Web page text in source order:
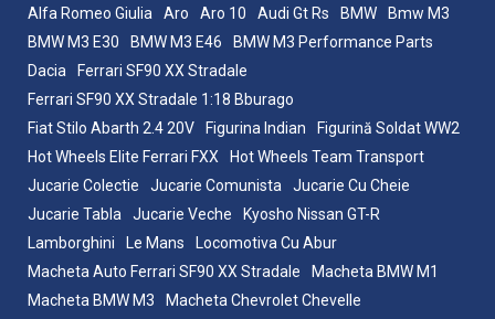
Alfa Romeo Giulia Aro Aro 10 Audi Gt Rs BMW
Bmw M3
BMW M3 E30
BMW M3 E46
BMW M3 Performance Parts
Dacia
Ferrari SF90 XX Stradale
Ferrari SF90 XX Stradale 1:18 Bburago
Fiat Stilo Abarth 2.4 20V
Figurina Indian
Figurină Soldat WW2
Hot Wheels Elite Ferrari FXX
Hot Wheels Team Transport
Jucarie Colectie
Jucarie Comunista
Jucarie Cu Cheie
Jucarie Tabla
Jucarie Veche
Kyosho Nissan GT-R
Lamborghini
Le Mans
Locomotiva Cu Abur
Macheta Auto Ferrari SF90 XX Stradale
Macheta BMW M1
Macheta BMW M3
Macheta Chevrolet Chevelle